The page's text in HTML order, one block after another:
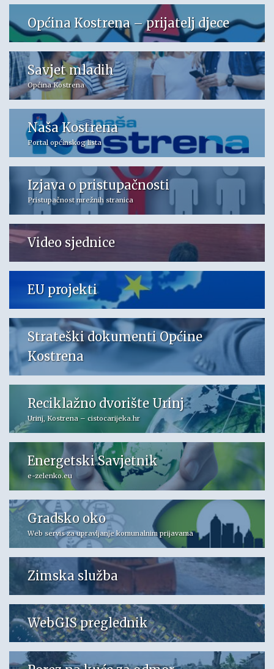
Općina Kostrena – prijatelj djece
Savjet mladih
Općina Kostrena
Naša Kostrena
Portal općinskog lista
Izjava o pristupačnosti
Pristupačnost mrežnih stranica
Video sjednice
EU projekti
Strateški dokumenti Općine
Kostrena
Reciklažno dvorište Urinj
Urinj, Kostrena – cistocarijeka.hr
Energetski Savjetnik
e-zelenko.eu
Gradsko oko
Web servis za upravljanje komunalnim prijavama
Zimska služba
WebGIS preglednik